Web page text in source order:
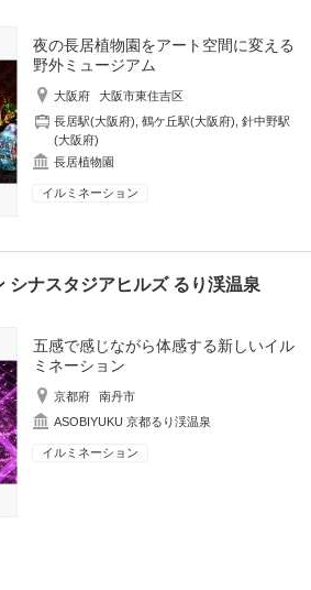
夜の長居植物園をアート空間に変える
野外ミュージアム
大阪府
大阪市東住吉区
長居駅(大阪府) ,鶴ケ丘駅(大阪府) ,針中野駅
(大阪府)
長居植物園
イルミネーション
シナスタジアヒルズ るり渓温泉
五感で感じながら体感する新しいイル
ミネーション
京都府
南丹市
ASOBIYUKU 京都るり渓温泉
イルミネーション